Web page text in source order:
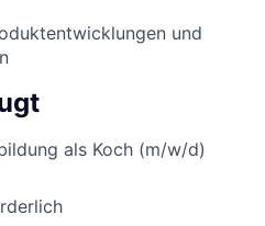
und
als Koch (m/w/d)